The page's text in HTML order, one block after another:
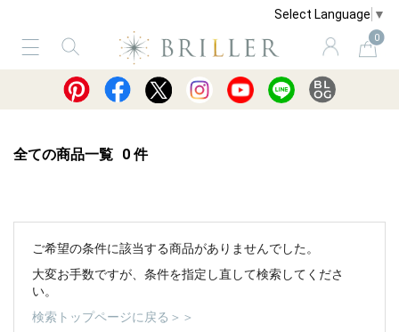
Select Language ▼
0
サービス ショッピングガイド 買取
全ての商品一覧 0 件
ご希望の条件に該当する商品がありませんでした。
大変お手数ですが、条件を指定し直して検索してくださ
い。
検索トップページに戻る＞＞